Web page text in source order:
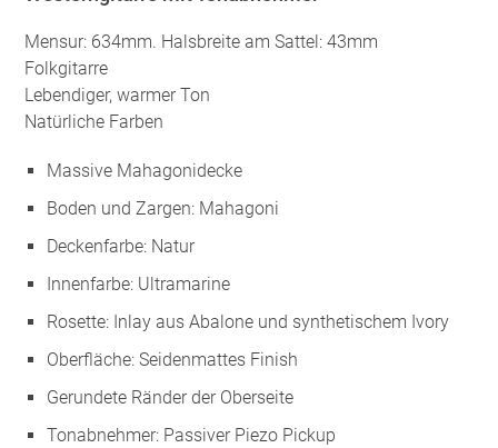
Mensur: 634mm. Halsbreite am Sattel: 43mm
Folkgitarre
Lebendiger, warmer Ton
Natürliche Farben
Massive Mahagonidecke
Boden und Zargen: Mahagoni
Deckenfarbe: Natur
Innenfarbe: Ultramarine
Rosette: Inlay aus Abalone und synthetischem Ivory
Oberfläche: Seidenmattes Finish
Gerundete Ränder der Oberseite
Tonabnehmer: Passiver Piezo Pickup